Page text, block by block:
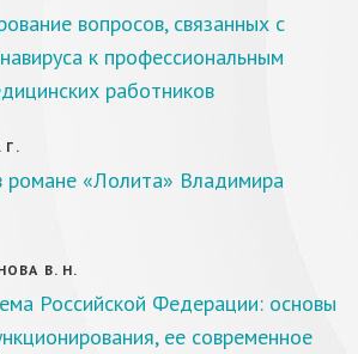
вопросов, связанных с
к профессиональным
работников
Г.
романе «Лолита» Владимира
В. Н.
Российской Федерации: основы
ее современное